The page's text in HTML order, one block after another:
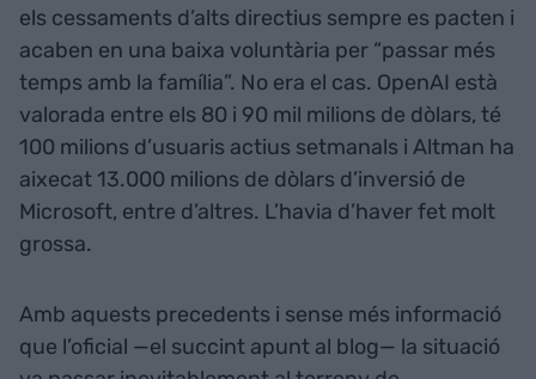
els cessaments d’alts directius sempre es pacten i
acaben en una baixa voluntària per “passar més
temps amb la família”. No era el cas. OpenAI està
valorada entre els 80 i 90 mil milions de dòlars, té
100 milions d’usuaris actius setmanals i Altman ha
aixecat 13.000 milions de dòlars d’inversió de
Microsoft, entre d’altres. L’havia d’haver fet molt
grossa.
Amb aquests precedents i sense més informació
que l’oficial —el succint apunt al blog— la situació